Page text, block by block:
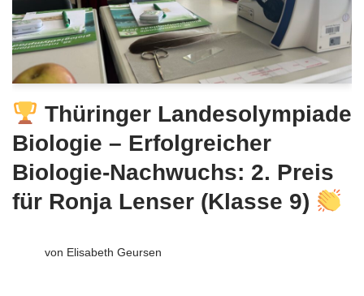
Thüringer Landesolympiade
Biologie – Erfolgreicher
Biologie-Nachwuchs: 2. Preis
für Ronja Lenser (Klasse 9)
von Elisabeth Geursen